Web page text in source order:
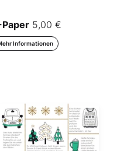
Paper 5,00 €
Informationen